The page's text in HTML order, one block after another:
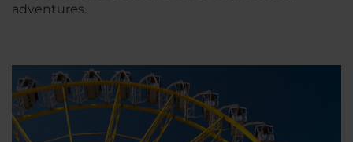
adventures.